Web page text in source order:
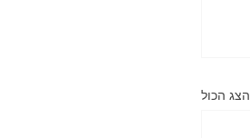
הצג הכול